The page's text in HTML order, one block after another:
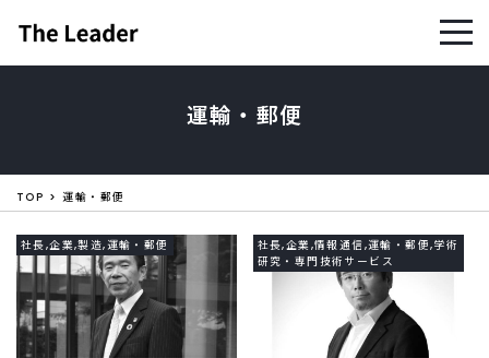
運輸・郵便
TOP 運輸・郵便
社長,企業,製造,運輸・郵便
社長,企業,情報通信,運輸・郵便,学術
研究・専門技術サービス